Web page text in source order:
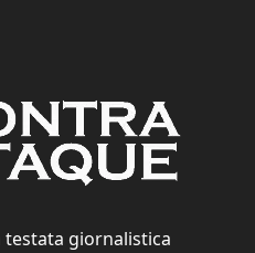
giornalistica